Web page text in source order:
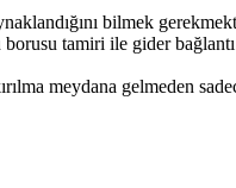
bilmek
tamiri ile gider
meydana gelmeden